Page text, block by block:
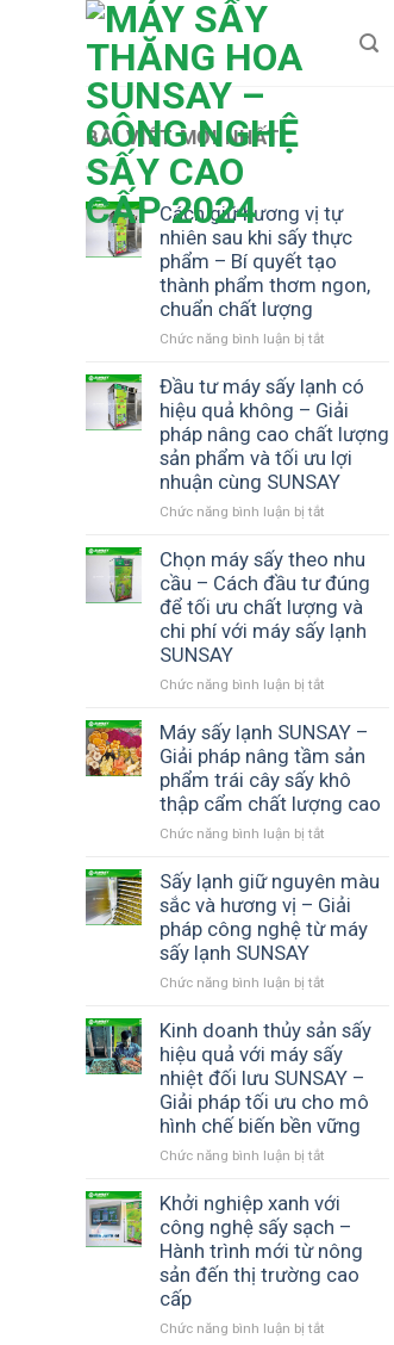
BÀI VIẾT MỚI NHẤT
Cách giữ hương vị tự
nhiên sau khi sấy thực
phẩm – Bí quyết tạo
thành phẩm thơm ngon,
chuẩn chất lượng
Chức năng bình luận bị tắt
giữ
hương
vị
tự
nhiên
sau
thực
phẩm
–
Bí
quyết
thơm
ngon,
chuẩn
chất
lượng
Đầu tư máy sấy lạnh có
hiệu quả không – Giải
pháp nâng cao chất lượng
sản phẩm và tối ưu lợi
nhuận cùng SUNSAY
Chức năng bình luận bị tắt
tư
máy
sấy
lạnh
có
–
pháp
nâng
cao
sản
phẩm
và
tối
cùng
SUNSAY
Chọn máy sấy theo nhu
cầu – Cách đầu tư đúng
để tối ưu chất lượng và
chi phí với máy sấy lạnh
SUNSAY
Chức năng bình luận bị tắt
máy
sấy
theo
nhu
cầu
đầu
tư
đúng
để
lượng
và
chi
với
máy
SUNSAY
Máy sấy lạnh SUNSAY –
Giải pháp nâng tầm sản
phẩm trái cây sấy khô
thập cẩm chất lượng cao
Chức năng bình luận bị tắt
sấy
lạnh
SUNSAY
–
tầm
sản
phẩm
trái
cây
sấy
cẩm
chất
lượng
cao
Sấy lạnh giữ nguyên màu
sắc và hương vị – Giải
pháp công nghệ từ máy
sấy lạnh SUNSAY
Chức năng bình luận bị tắt
lạnh
giữ
nguyên
màu
sắc
và
–
Giải
pháp
công
nghệ
Kinh doanh thủy sản sấy
hiệu quả với máy sấy
nhiệt đối lưu SUNSAY –
Giải pháp tối ưu cho mô
hình chế biến bền vững
Chức năng bình luận bị tắt
doanh
thủy
sản
sấy
hiệu
Khởi nghiệp xanh với
công nghệ sấy sạch –
Hành trình mới từ nông
sản đến thị trường cao
cấp
Chức năng bình luận bị tắt